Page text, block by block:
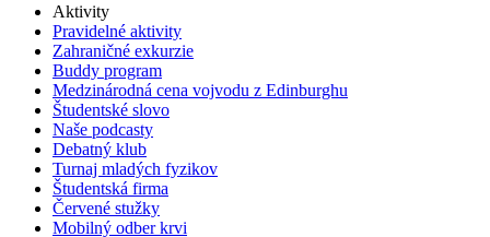
Aktivity
Pravidelné aktivity
Zahraničné exkurzie
Buddy program
Medzinárodná cena vojvodu z Edinburghu
Študentské slovo
Naše podcasty
Debatný klub
Turnaj mladých fyzikov
Študentská firma
Červené stužky
Mobilný odber krvi